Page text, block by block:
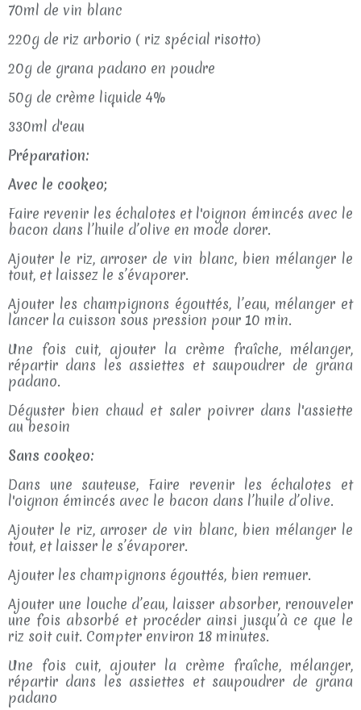
70ml de vin blanc
220g de riz arborio ( riz spécial risotto)
20g de grana padano en poudre
50g de crème liquide 4%
330ml d'eau
Préparation:
Avec le cookeo;
Faire revenir les échalotes et l'oignon émincés avec le
bacon dans l’huile d’olive en mode dorer.
Ajouter le riz, arroser de vin blanc, bien mélanger le
tout, et laissez le s’évaporer.
Ajouter les champignons égouttés, l’eau, mélanger et
lancer la cuisson sous pression pour 10 min.
Une fois cuit, ajouter la crème fraîche, mélanger,
répartir dans les assiettes et saupoudrer de grana
padano.
Déguster bien chaud et saler poivrer dans l'assiette
au besoin
Sans cookeo:
Dans une sauteuse, Faire revenir les échalotes et
l'oignon émincés avec le bacon dans l’huile d’olive.
Ajouter le riz, arroser de vin blanc, bien mélanger le
tout, et laisser le s’évaporer.
Ajouter les champignons égouttés, bien remuer.
Ajouter une louche d’eau, laisser absorber, renouveler
une fois absorbé et procéder ainsi jusqu’à ce que le
riz soit cuit. Compter environ 18 minutes.
Une fois cuit, ajouter la crème fraîche, mélanger,
répartir dans les assiettes et saupoudrer de grana
padano